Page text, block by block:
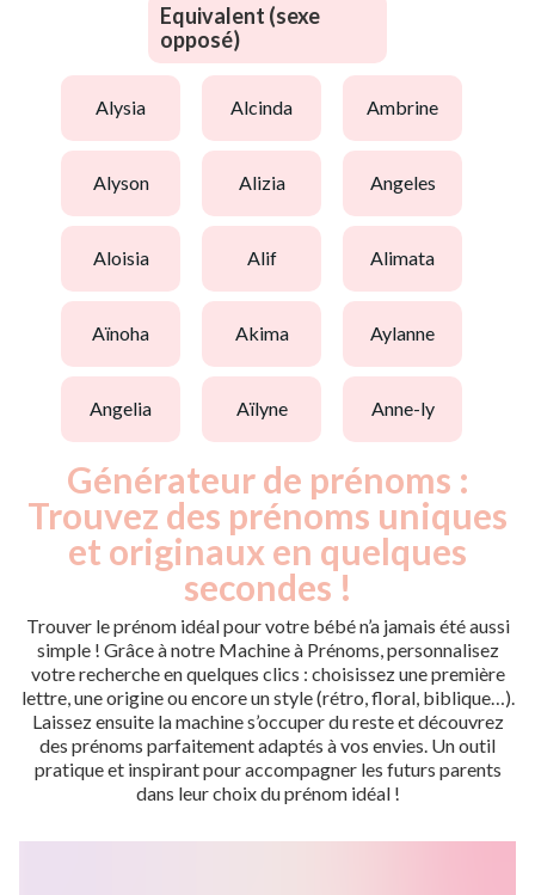
Equivalent (sexe
opposé)
alysia alcinda ambrine
alyson alizia angeles
aloisia alif alimata
aïnoha akima aylanne
angelia aïlyne anne-ly
Générateur de prénoms :
Trouvez des prénoms uniques
et originaux en quelques
secondes !
Trouver le prénom idéal pour votre bébé n’a jamais été aussi
simple ! Grâce à notre Machine à Prénoms, personnalisez
votre recherche en quelques clics : choisissez une première
lettre, une origine ou encore un style (rétro, floral, biblique…).
Laissez ensuite la machine s’occuper du reste et découvrez
des prénoms parfaitement adaptés à vos envies. Un outil
pratique et inspirant pour accompagner les futurs parents
dans leur choix du prénom idéal !